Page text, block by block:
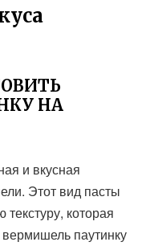
НА
и вкусная
Этот вид пасты
которая
вермишель паутинку